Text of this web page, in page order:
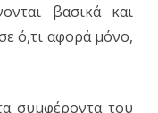
βασικά και
ό,τι αφορά μόνο,
συμφέροντα του